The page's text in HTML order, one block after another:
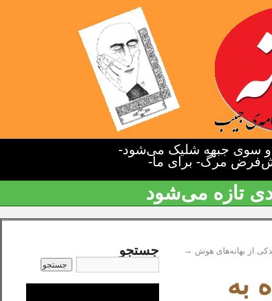
سوی جبهه شلیک می‌شود-
مرگ- برای ما-
تازه می‌شود
از بهانه‌های هوش →
به
جستجو